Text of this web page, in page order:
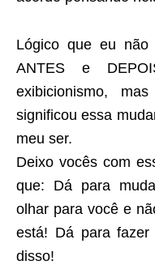
Lógico que eu
ANTES e
exibicionismo,
significou essa
meu ser.
Deixo vocês com
que: Dá para
olhar para você e
está! Dá para
disso!